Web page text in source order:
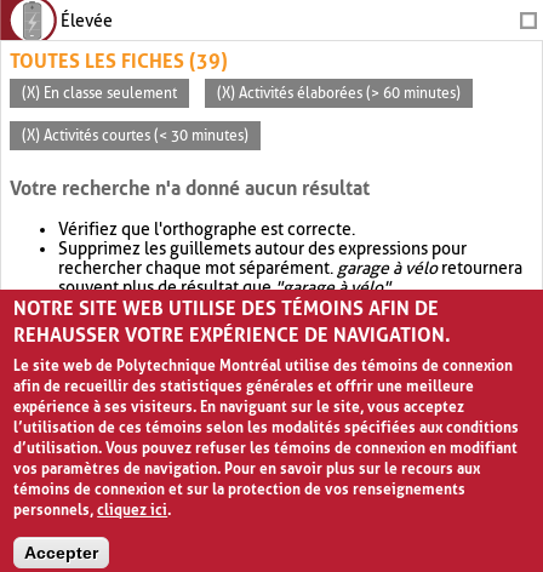
Élevée
TOUTES LES FICHES (39)
(X) En classe seulement (X) Activités élaborées (> 60 minutes)
(X) Activités courtes (< 30 minutes)
Votre recherche n'a donné aucun résultat
Vérifiez que l'orthographe est correcte.
Supprimez les guillemets autour des expressions pour
rechercher chaque mot séparément. garage à véloretournera
souvent plus de résultat que"garage à vélo".
Envisagez d'élargir votre recherche avec OR.garage OR vélo
retournera souvent plus de résultat quegarage à vélo
NOTRE SITE WEB UTILISE DES TÉMOINS AFIN DE
REHAUSSER VOTRE EXPÉRIENCE DE NAVIGATION.
Le site web de Polytechnique Montréal utilise des témoins de connexion
afin de recueillir des statistiques générales et offrir une meilleure
expérience à ses visiteurs. En naviguant sur le site, vous acceptez
l’utilisation de ces témoins selon les modalités spécifiées aux conditions
d’utilisation. Vous pouvez refuser les témoins de connexion en modifiant
vos paramètres de navigation. Pour en savoir plus sur le recours aux
témoins de connexion et sur la protection de vos renseignements
personnels,cliquez ici.
Accepter